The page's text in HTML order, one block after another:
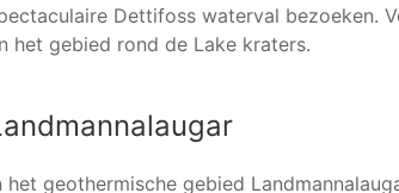
Dettifoss waterval bezoeken.
het gebied rond de Lake kraters.
het geothermische gebied